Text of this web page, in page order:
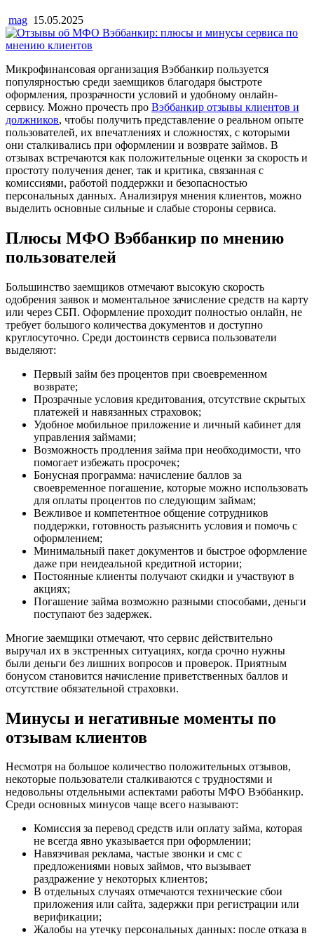
mag 15.05.2025
Микрофинансовая организация Вэббанкир пользуется
популярностью среди заемщиков благодаря быстроте
оформления, прозрачности условий и удобному онлайн-
сервису. Можно прочесть про Вэббанкир отзывы клиентов и
должников, чтобы получить представление о реальном опыте
пользователей, их впечатлениях и сложностях, с которыми
они сталкивались при оформлении и возврате займов. В
отзывах встречаются как положительные оценки за скорость и
простоту получения денег, так и критика, связанная с
комиссиями, работой поддержки и безопасностью
персональных данных. Анализируя мнения клиентов, можно
выделить основные сильные и слабые стороны сервиса.
Плюсы МФО Вэббанкир по мнению
пользователей
Большинство заемщиков отмечают высокую скорость
одобрения заявок и моментальное зачисление средств на карту
или через СБП. Оформление проходит полностью онлайн, не
требует большого количества документов и доступно
круглосуточно. Среди достоинств сервиса пользователи
выделяют:
Первый займ без процентов при своевременном
возврате;
Прозрачные условия кредитования, отсутствие скрытых
платежей и навязанных страховок;
Удобное мобильное приложение и личный кабинет для
управления займами;
Возможность продления займа при необходимости, что
помогает избежать просрочек;
Бонусная программа: начисление баллов за
своевременное погашение, которые можно использовать
для оплаты процентов по следующим займам;
Вежливое и компетентное общение сотрудников
поддержки, готовность разъяснить условия и помочь с
оформлением;
Минимальный пакет документов и быстрое оформление
даже при неидеальной кредитной истории;
Постоянные клиенты получают скидки и участвуют в
акциях;
Погашение займа возможно разными способами, деньги
поступают без задержек.
Многие заемщики отмечают, что сервис действительно
выручал их в экстренных ситуациях, когда срочно нужны
были деньги без лишних вопросов и проверок. Приятным
бонусом становится начисление приветственных баллов и
отсутствие обязательной страховки.
Минусы и негативные моменты по
отзывам клиентов
Несмотря на большое количество положительных отзывов,
некоторые пользователи сталкиваются с трудностями и
недовольны отдельными аспектами работы МФО Вэббанкир.
Среди основных минусов чаще всего называют:
Комиссия за перевод средств или оплату займа, которая
не всегда явно указывается при оформлении;
Навязчивая реклама, частые звонки и смс с
предложениями новых займов, что вызывает
раздражение у некоторых клиентов;
В отдельных случаях отмечаются технические сбои
приложения или сайта, задержки при регистрации или
верификации;
Жалобы на утечку персональных данных: после отказа в